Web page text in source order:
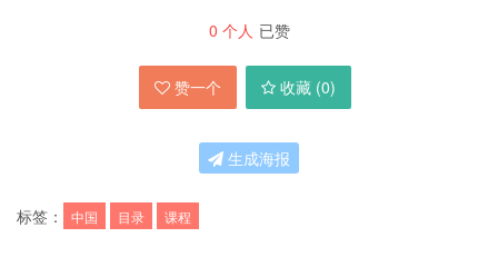
0 个人 已赞
赞一个 收藏 (0)
生成海报
标签： 中国 目录 课程